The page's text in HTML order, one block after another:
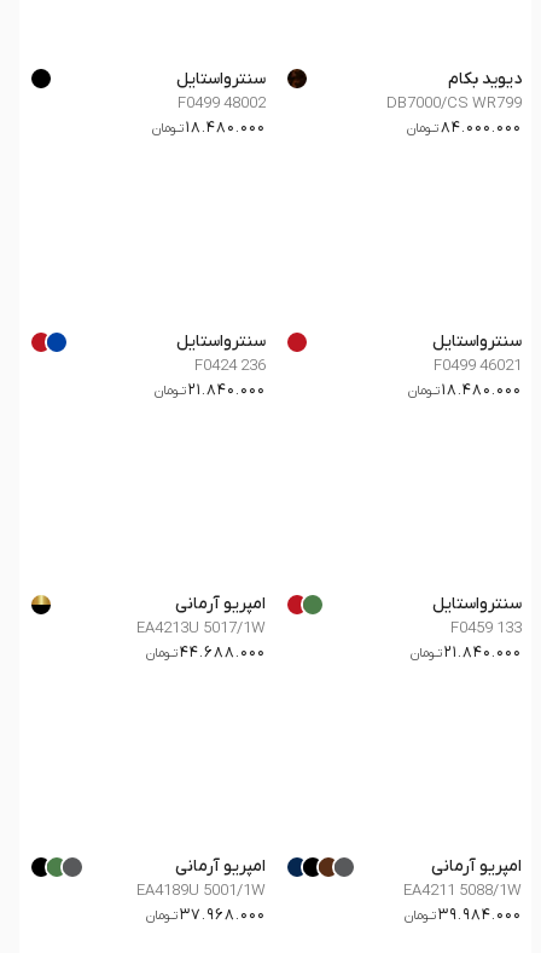
دیوید بکام
DB7000/CS WR799
84.000.000تــومان
سنترواستایل
F0499 48002
18.480.000تــومان
سنترواستایل
F0499 46021
18.480.000تــومان
سنترواستایل
F0424 236
21.840.000تــومان
سنترواستایل
F0459 133
21.840.000تــومان
امپریو آرمانی
EA4213U 5017/1W
44.688.000تــومان
امپریو آرمانی
EA4211 5088/1W
39.984.000تــومان
امپریو آرمانی
EA4189U 5001/1W
37.968.000تــومان